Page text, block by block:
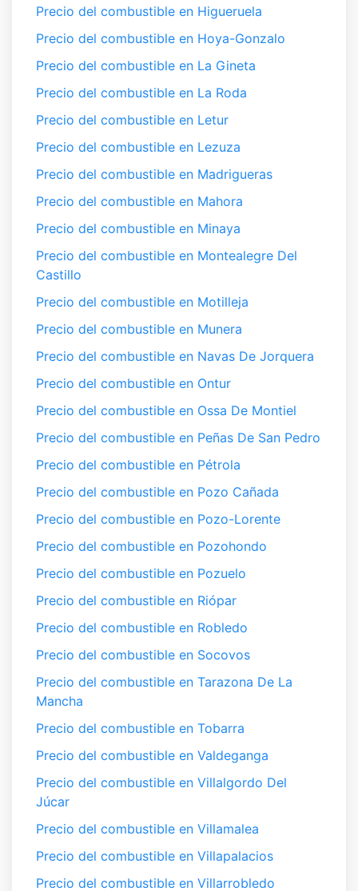
Precio del combustible en Higueruela
Precio del combustible en Hoya-Gonzalo
Precio del combustible en La Gineta
Precio del combustible en La Roda
Precio del combustible en Letur
Precio del combustible en Lezuza
Precio del combustible en Madrigueras
Precio del combustible en Mahora
Precio del combustible en Minaya
Precio del combustible en Montealegre Del
Castillo
Precio del combustible en Motilleja
Precio del combustible en Munera
Precio del combustible en Navas De Jorquera
Precio del combustible en Ontur
Precio del combustible en Ossa De Montiel
Precio del combustible en Peñas De San Pedro
Precio del combustible en Pétrola
Precio del combustible en Pozo Cañada
Precio del combustible en Pozo-Lorente
Precio del combustible en Pozohondo
Precio del combustible en Pozuelo
Precio del combustible en Riópar
Precio del combustible en Robledo
Precio del combustible en Socovos
Precio del combustible en Tarazona De La
Mancha
Precio del combustible en Tobarra
Precio del combustible en Valdeganga
Precio del combustible en Villalgordo Del
Júcar
Precio del combustible en Villamalea
Precio del combustible en Villapalacios
Precio del combustible en Villarrobledo